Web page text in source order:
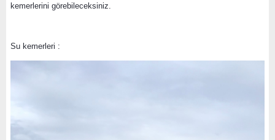
kemerlerini görebileceksiniz.
Su kemerleri :